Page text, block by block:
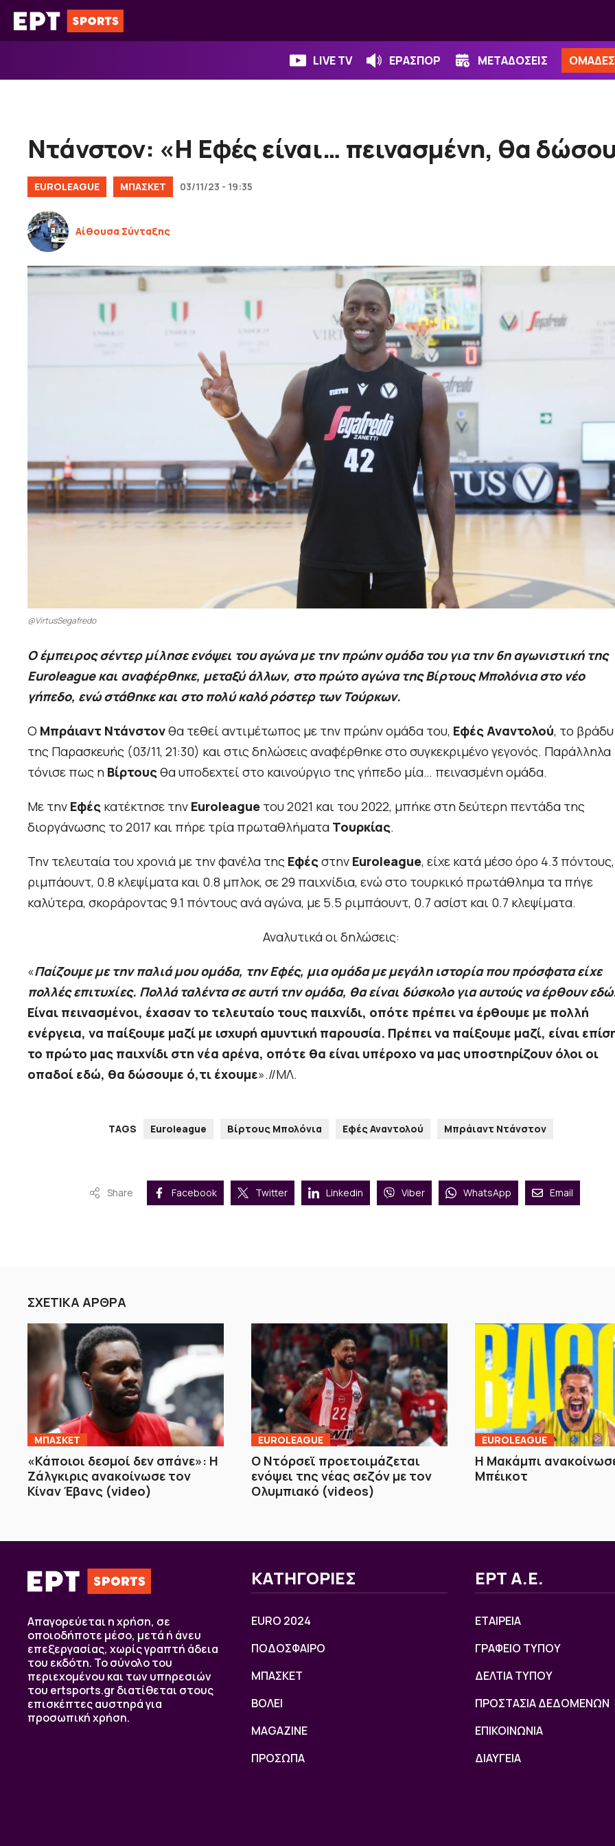
Μετάβαση
σε
LIVE TV ΕΡΑΣΠΟΡ ΜΕΤΑΔΟΣΕΙΣ ΟΜΑΔΕΣ
Ντάνστον: «Η Εφές είναι… πεινασμένη, θα
EUROLEAGUE ΜΠΑΣΚΕΤ 03/11/23 - 19:35
Αίθουσα Σύνταξης
@VirtusSegafredo
Ο έμπειρος σέντερ μίλησε ενόψει του αγώνα με την πρώην ομάδα του για την 6η αγωνιστική της
Euroleague και αναφέρθηκε, μεταξύ άλλων, στο πρώτο αγώνα της Βίρτους Μπολόνια στο νέο
γήπεδο, ενώ στάθηκε και στο πολύ καλό ρόστερ των Τούρκων.
Ο Μπράιαντ Ντάνστονθα τεθεί αντιμέτωπος με την πρώην ομάδα του, Εφές Αναντολού, το βράδυ
της Παρασκευής (03/11, 21:30) και στις δηλώσεις αναφέρθηκε στο συγκεκριμένο γεγονός. Παράλληλα
τόνισε πως η Βίρτους θα υποδεχτεί στο καινούργιο της γήπεδο μία… πεινασμένη ομάδα.
Με την Εφές κατέκτησε την Euroleague του 2021 και του 2022, μπήκε στη δεύτερη πεντάδα της
διοργάνωσης το 2017 και πήρε τρία πρωταθλήματα Τουρκίας.
Την τελευταία του χρονιά με την φανέλα της Εφές στην Euroleague, είχε κατά μέσο όρο 4.3
ριμπάουντ, 0.8 κλεψίματα και 0.8 μπλοκ, σε 29 παιχνίδια, ενώ στο τουρκικό πρωτάθλημα τα πήγε
καλύτερα, σκοράροντας 9.1 πόντους ανά αγώνα, με 5.5 ριμπάουντ, 0.7 ασίστ και 0.7 κλεψίματα.
Αναλυτικά οι δηλώσεις:
«Παίζουμε με την παλιά μου ομάδα, την Εφές, μια ομάδα με μεγάλη ιστορία που πρόσφατα είχε
πολλές επιτυχίες. Πολλά ταλέντα σε αυτή την ομάδα, θα είναι δύσκολο για αυτούς να έρθουν
Eίναι πεινασμένοι, έχασαν το τελευταίο τους παιχνίδι, οπότε πρέπει να έρθουμε με πολλή
ενέργεια, να παίξουμε μαζί με ισχυρή αμυντική παρουσία. Πρέπει να παίξουμε μαζί, είναι
το πρώτο μας παιχνίδι στη νέα αρένα, οπότε θα είναι υπέροχο να μας υποστηρίζουν όλοι οι
οπαδοί εδώ, θα δώσουμε ό,τι έχουμε».//ΜΛ.
TAGS Euroleague Βίρτους Μπολόνια Εφές Αναντολού Μπράιαντ Ντάνστον
Share Facebook Twitter Linkedin Viber WhatsApp Email
ΣΧΕΤΙΚΑ ΑΡΘΡΑ
ΜΠΑΣΚΕΤ
«Κάποιοι δεσμοί δεν σπάνε»: Η
Ζάλγκιρις ανακοίνωσε τον
Κίναν Έβανς (video)
EUROLEAGUE
Ο Ντόρσεϊ προετοιμάζεται
ενόψει της νέας σεζόν με τον
Ολυμπιακό (videos)
EUROLEAGUE
Η Μακάμπι
Μπέικοτ
Απαγορεύεται η χρήση, σε
οποιοδήποτε μέσο, μετά ή άνευ
επεξεργασίας, χωρίς γραπτή άδεια
του εκδότη. Το σύνολο του
περιεχομένου και των υπηρεσιών
του ertsports.gr διατίθεται στους
επισκέπτες αυστηρά για
προσωπική χρήση.
ΚΑΤΗΓΟΡΙΕΣ
EURO 2024
ΠΟΔΟΣΦΑΙΡΟ
ΜΠΑΣΚΕΤ
ΒOΛΕΙ
MAGAZINE
ΠΡΟΣΩΠΑ
ΕΡΤ Α.Ε.
ΕΤΑΙΡΕΙΑ
ΓΡΑΦΕΙΟ ΤΥΠΟΥ
ΔΕΛΤΙΑ ΤΥΠΟΥ
ΠΡΟΣΤΑΣΙΑ ΔΕΔΟΜΕΝΩΝ
ΕΠΙΚΟΙΝΩΝΙΑ
ΔΙΑΥΓΕΙΑ